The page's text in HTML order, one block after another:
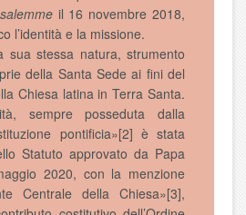
il 16 novembre 2018,
l’identità e la missione.
sua stessa natura, strumento
della Santa Sede ai fini del
Chiesa latina in Terra Santa.
sempre posseduta dalla
pontificia»[2] è stata
Statuto approvato da Papa
2020, con la menzione
Centrale della Chiesa»[3],